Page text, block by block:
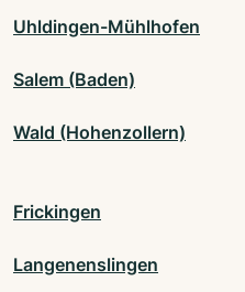
Uhldingen-Mühlhofen
Salem (Baden)
Wald (Hohenzollern)
Frickingen
Langenenslingen